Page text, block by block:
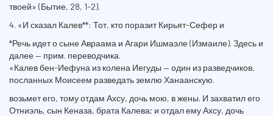
твоей» (Бытие, 28, 1-2).
4. «И сказал Калев**: Тот, кто поразит Кирьят-Сефер и
*Речь идет о сыне Авраама и Агари Ишмаэле (Измаиле). Здесь и
далее — прим. переводчика.
«Калев бен-Иефуна из колена Иегуды — один из разведчиков,
посланных Моисеем разведать землю Ханаанскую.
возьмет его, тому отдам Ахсу, дочь мою, в жены. И захватил его
Отниэль, сын Кеназа, брата Калева; и отдал ему Ахсу, дочь